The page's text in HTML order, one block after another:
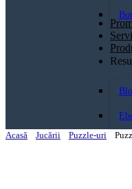
Acasă
Jucării Puzzle-uri